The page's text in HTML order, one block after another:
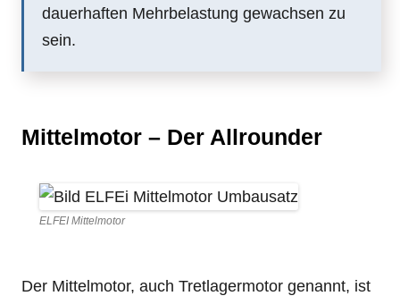
dauerhaften Mehrbelastung gewachsen zu
sein.
Mittelmotor – Der Allrounder
ELFEI Mittelmotor
Der Mittelmotor, auch Tretlagermotor genannt, ist